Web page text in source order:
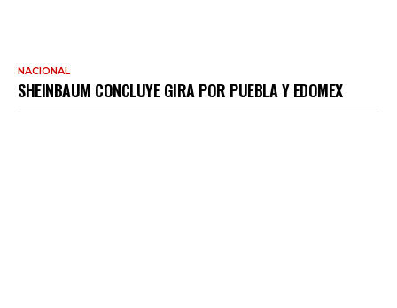
NACIONAL
SHEINBAUM CONCLUYE GIRA POR PUEBLA Y EDOMEX